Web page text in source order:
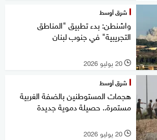
شرق أوسط
واشنطن: بدء تطبيق "المناطق
التجريبية" في جنوب لبنان
l 20 يوليو 2026
شرق أوسط
هجمات المستوطنين بالضفة الغربية
مستمرة.. حصيلة دموية جديدة
l 20 يوليو 2026